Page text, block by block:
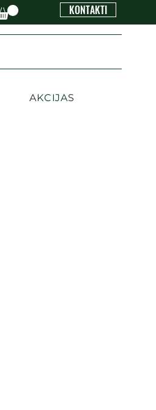
KONTAKTI
AKCIJAS